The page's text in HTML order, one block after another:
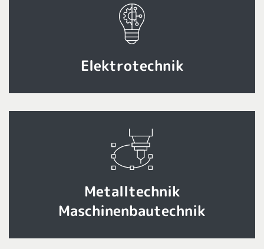
Elektrotechnik
Metalltechnik
Maschinenbautechnik